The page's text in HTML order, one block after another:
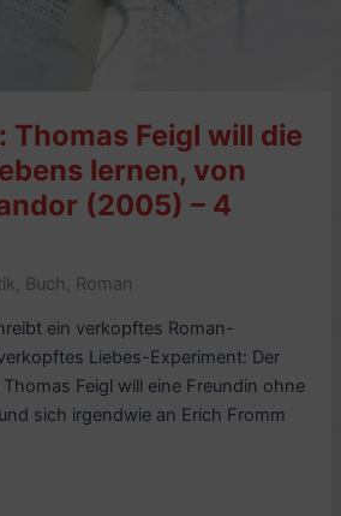
Thomas Feigl will die
lernen, von
(2005) – 4
, Buch , Roman
ein verkopftes Roman-
Liebes-Experiment: Der
Feigl will eine Freundin ohne
sich irgendwie an Erich Fromm